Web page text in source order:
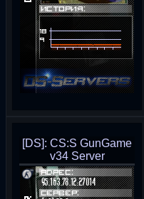
[DS]: CS:S GunGame
v34 Server